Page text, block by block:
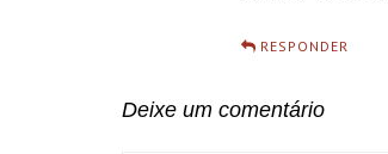
RESPONDER
Deixe um comentário